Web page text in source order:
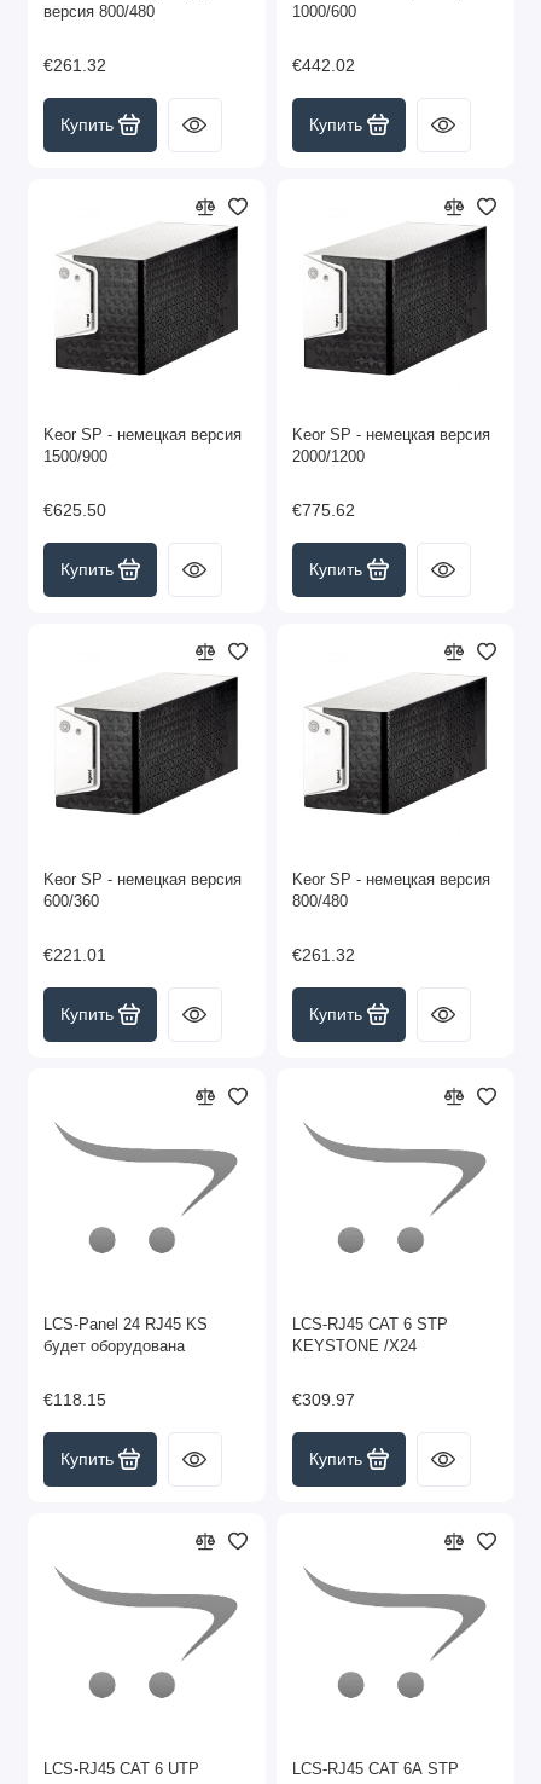
версия 800/480
€261.32
Купить
1000/600
€442.02
Купить
Keor SP - немецкая версия
1500/900
€625.50
Купить
Keor SP - немецкая версия
2000/1200
€775.62
Купить
Keor SP - немецкая версия
600/360
€221.01
Купить
Keor SP - немецкая версия
800/480
€261.32
Купить
LCS-Panel 24 RJ45 KS
будет оборудована
€118.15
Купить
LCS-RJ45 CAT 6 STP
KEYSTONE /X24
€309.97
Купить
LCS-RJ45 CAT 6 UTP
LCS-RJ45 CAT 6A STP